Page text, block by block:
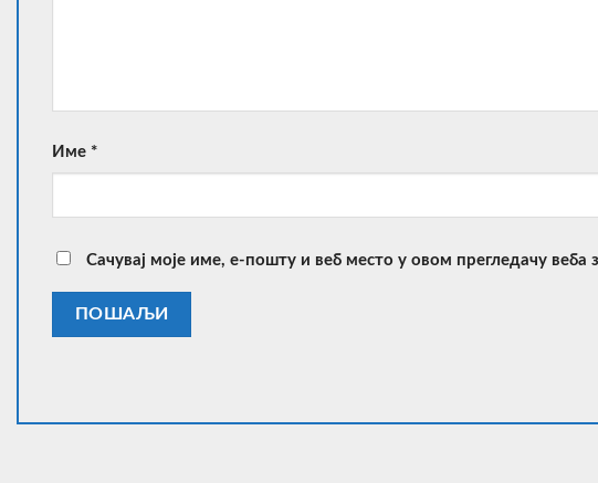
Име *
Сачувај моје име, е-пошту и веб место у овом прегледачу